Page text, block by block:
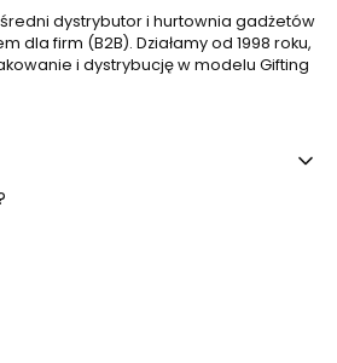
dystrybutor i hurtownia gadżetów
dla firm (B2B). Działamy od 1998 roku,
i dystrybucję w modelu Gifting